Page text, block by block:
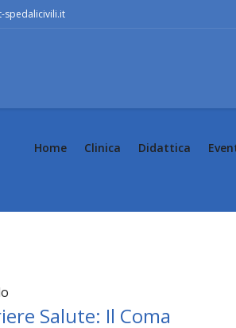
spedalicivili.it
Home Clinica Didattica
Salute: Il Coma